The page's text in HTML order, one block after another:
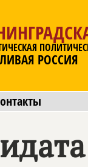
РОССИЯ